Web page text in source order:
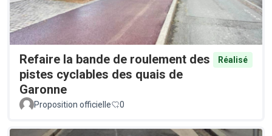
Refaire la bande de roulement des
pistes cyclables des quais de
Garonne
Réalisé
Proposition officielle 0